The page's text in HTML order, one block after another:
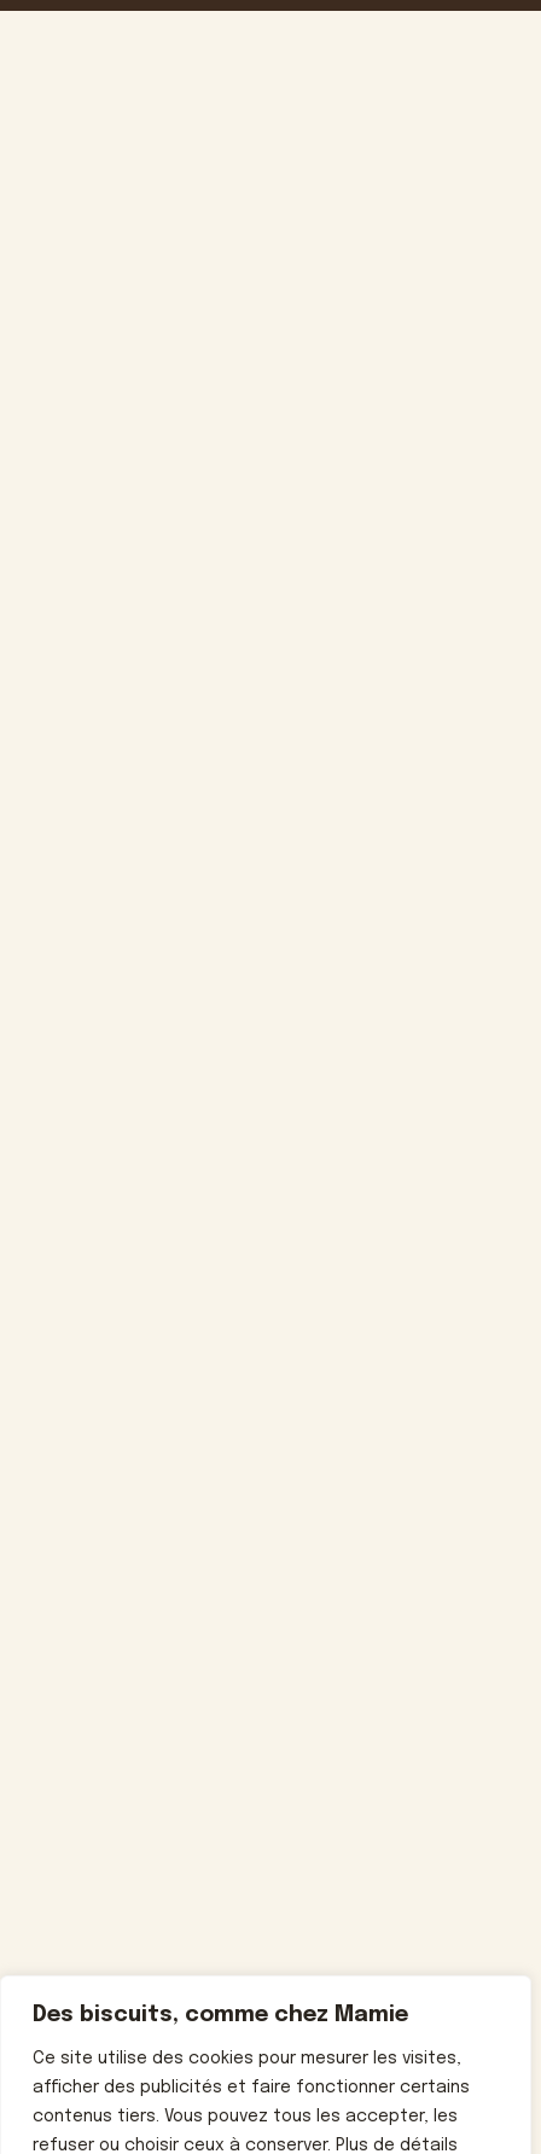
Des biscuits, comme chez Mamie
Ce site utilise des cookies pour mesurer les visites,
afficher des publicités et faire fonctionner certains
contenus tiers. Vous pouvez tous les accepter, les
refuser ou choisir ceux à conserver. Plus de détails